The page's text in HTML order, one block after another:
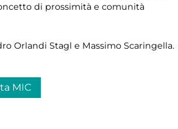
di prossimità e comunità
Orlandi Stagl e Massimo Scaringella.
MIC